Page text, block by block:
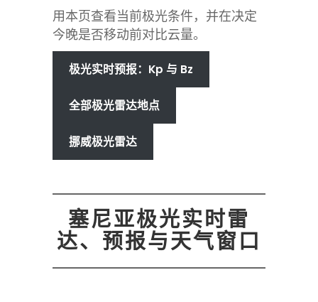
用本页查看当前极光条件，并在决定
今晚是否移动前对比云量。
极光实时预报：Kp 与 Bz
全部极光雷达地点
挪威极光雷达
塞尼亚极光实时雷
达、预报与天气窗口